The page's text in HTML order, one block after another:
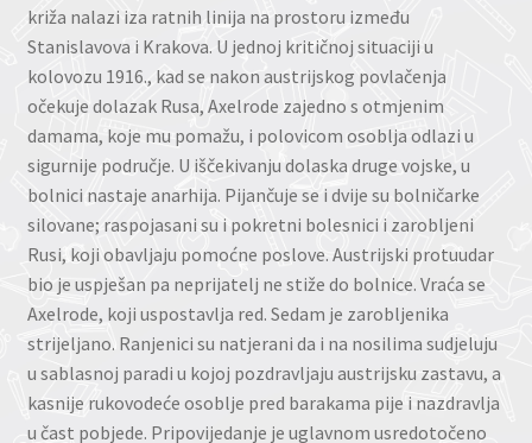
križa nalazi iza ratnih linija na prostoru između
Stanislavova i Krakova. U jednoj kritičnoj situaciji u
kolovozu 1916., kad se nakon austrijskog povlačenja
očekuje dolazak Rusa, Axelrode zajedno s otmjenim
damama, koje mu pomažu, i polovicom osoblja odlazi u
sigurnije područje. U iščekivanju dolaska druge vojske, u
bolnici nastaje anarhija. Pijančuje se i dvije su bolničarke
silovane; raspojasani su i pokretni bolesnici i zarobljeni
Rusi, koji obavljaju pomoćne poslove. Austrijski protuudar
bio je uspješan pa neprijatelj ne stiže do bolnice. Vraća se
Axelrode, koji uspostavlja red. Sedam je zarobljenika
strijeljano. Ranjenici su natjerani da i na nosilima sudjeluju
u sablasnoj paradi u kojoj pozdravljaju austrijsku zastavu, a
kasnije rukovodeće osoblje pred barakama pije i nazdravlja
u čast pobjede. Pripovijedanje je uglavnom usredotočeno